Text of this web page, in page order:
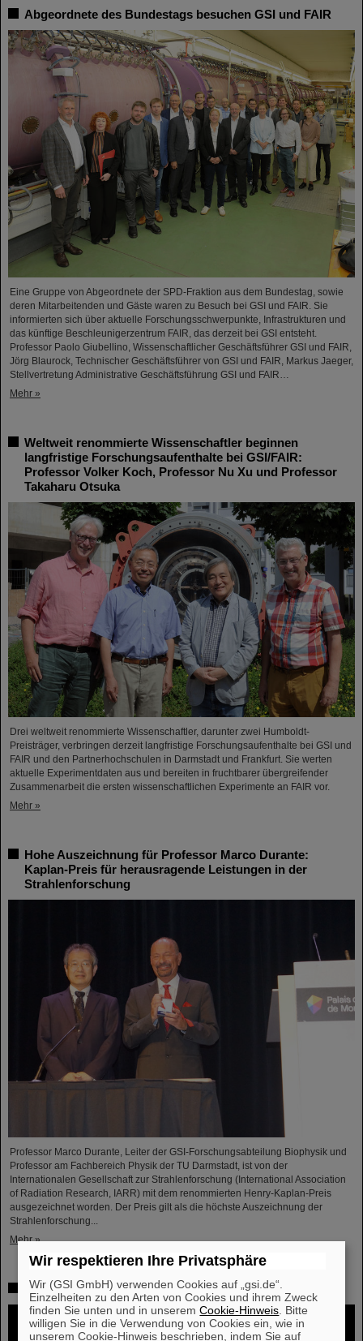
Abgeordnete des Bundestags besuchen GSI und FAIR
Eine Gruppe von Abgeordnete der SPD-Fraktion aus dem Bundestag, sowie
deren Mitarbeitenden und Gäste waren zu Besuch bei GSI und FAIR. Sie
informierten sich über aktuelle Forschungsschwerpunkte, Infrastrukturen und
das künftige Beschleunigerzentrum FAIR, das derzeit bei GSI entsteht.
Professor Paolo Giubellino, Wissenschaftlicher Geschäftsführer GSI und FAIR,
Jörg Blaurock, Technischer Geschäftsführer von GSI und FAIR, Markus Jaeger,
Stellvertretung Administrative Geschäftsführung GSI und FAIR…
Mehr »
Weltweit renommierte Wissenschaftler beginnen
langfristige Forschungsaufenthalte bei GSI/FAIR:
Professor Volker Koch, Professor Nu Xu und Professor
Takaharu Otsuka
Drei weltweit renommierte Wissenschaftler, darunter zwei Humboldt-
Preisträger, verbringen derzeit langfristige Forschungsaufenthalte bei GSI und
FAIR und den Partnerhochschulen in Darmstadt und Frankfurt. Sie werten
aktuelle Experimentdaten aus und bereiten in fruchtbarer übergreifender
Zusammenarbeit die ersten wissenschaftlichen Experimente an FAIR vor.
Mehr »
Hohe Auszeichnung für Professor Marco Durante:
Kaplan-Preis für herausragende Leistungen in der
Strahlenforschung
Professor Marco Durante, Leiter der GSI-Forschungsabteilung Biophysik und
Professor am Fachbereich Physik der TU Darmstadt, ist von der
Internationalen Gesellschaft zur Strahlenforschung (International Association
of Radiation Research, IARR) mit dem renommierten Henry-Kaplan-Preis
ausgezeichnet worden. Der Preis gilt als die höchste Auszeichnung der
Strahlenforschung...
Mehr »
Hoffnung auf Entwicklung einer Atomkernuhr wächst
Wir respektieren Ihre Privatsphäre
Wir (GSI GmbH) verwenden Cookies auf „gsi.de“.
Einzelheiten zu den Arten von Cookies und ihrem Zweck
finden Sie unten und in unseremCookie-Hinweis . Bitte
willigen Sie in die Verwendung von Cookies ein, wie in
unserem Cookie-Hinweis beschrieben, indem Sie auf